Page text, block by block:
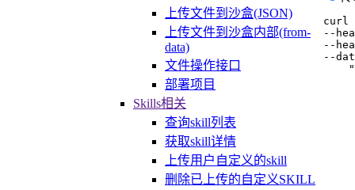
上传文件到沙盒(JSON)
上传文件到沙盒内部(from-
data)
文件操作接口
部署项目
Skills相关
查询skill列表
获取skill详情
上传用户自定义的skill
删除已上传的自定义SKILL
curl
--
--
--